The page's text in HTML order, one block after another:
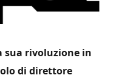
sua rivoluzione in
di direttore